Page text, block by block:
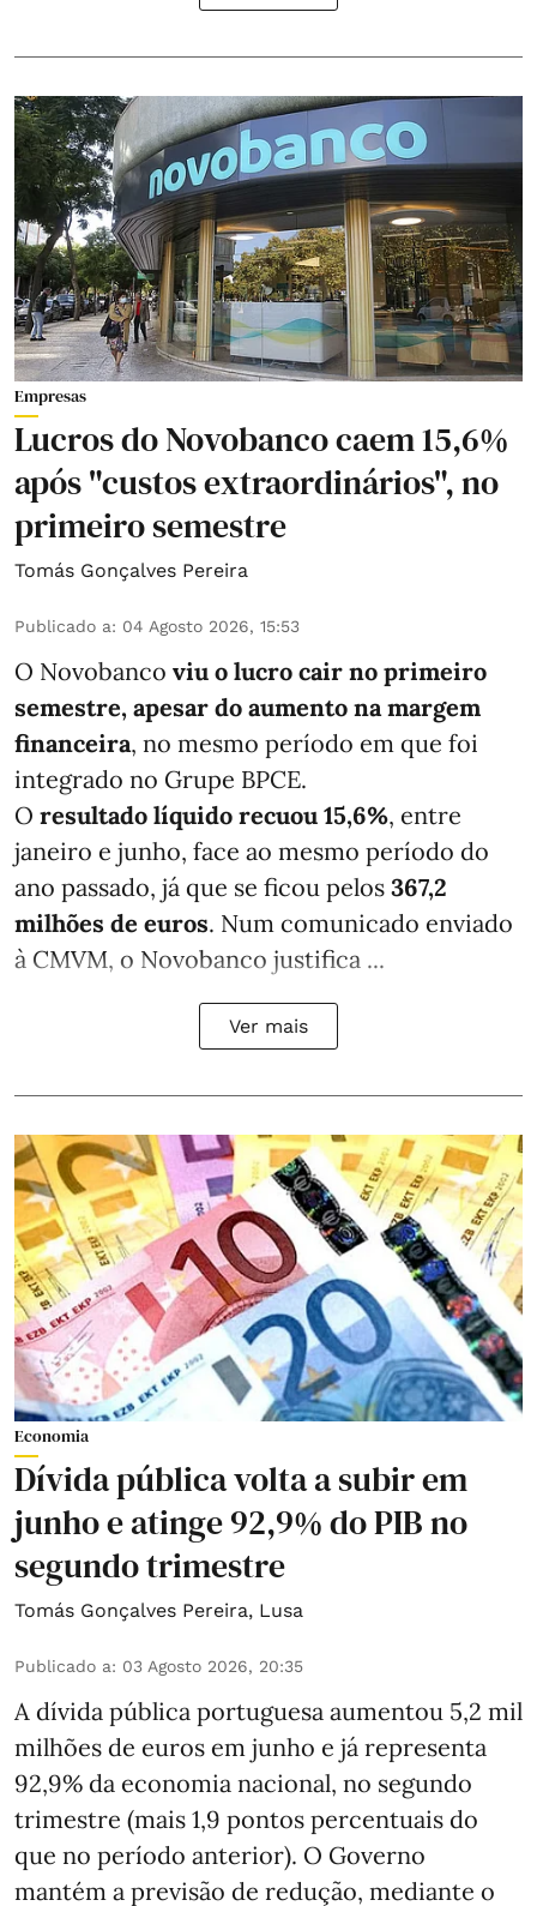
Empresas
Lucros do Novobanco caem 15,6%
após "custos extraordinários", no
primeiro semestre
Tomás Gonçalves Pereira
Publicado a: 04 Agosto 2026, 15:53
O Novobanco viu o lucro cair no primeiro
semestre, apesar do aumento na margem
financeira, no mesmo período em que foi
integrado no Grupe BPCE.
O resultado líquido recuou 15,6%, entre
janeiro e junho, face ao mesmo período do
ano passado, já que se ficou pelos 367,2
milhões de euros. Num comunicado enviado
à CMVM, o Novobanco justifica ...
Ver mais
Economia
Dívida pública volta a subir em
junho e atinge 92,9% do PIB no
segundo trimestre
Tomás Gonçalves Pereira, Lusa
Publicado a: 03 Agosto 2026, 20:35
A dívida pública portuguesa aumentou 5,2 mil
milhões de euros em junho e já representa
92,9% da economia nacional, no segundo
trimestre (mais 1,9 pontos percentuais do
que no período anterior). O Governo
mantém a previsão de redução, mediante o